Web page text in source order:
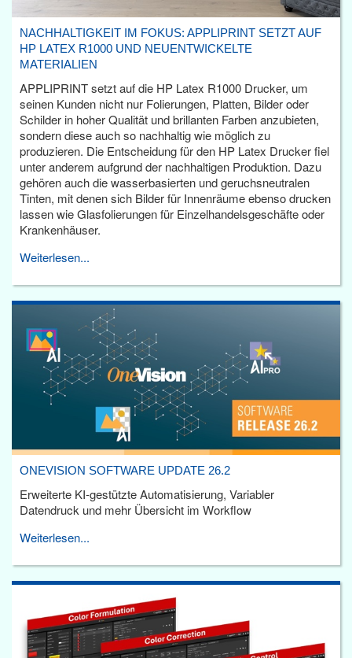
NACHHALTIGKEIT IM FOKUS: APPLIPRINT SETZT AUF
HP LATEX R1000 UND NEUENTWICKELTE
MATERIALIEN
APPLIPRINT setzt auf die HP Latex R1000 Drucker, um
seinen Kunden nicht nur Folierungen, Platten, Bilder oder
Schilder in hoher Qualität und brillanten Farben anzubieten,
sondern diese auch so nachhaltig wie möglich zu
produzieren. Die Entscheidung für den HP Latex Drucker fiel
unter anderem aufgrund der nachhaltigen Produktion. Dazu
gehören auch die wasserbasierten und geruchsneutralen
Tinten, mit denen sich Bilder für Innenräume ebenso drucken
lassen wie Glasfolierungen für Einzelhandelsgeschäfte oder
Krankenhäuser.
Weiterlesen...
ONEVISION SOFTWARE UPDATE 26.2
Erweiterte KI-gestützte Automatisierung, Variabler
Datendruck und mehr Übersicht im Workflow
Weiterlesen...